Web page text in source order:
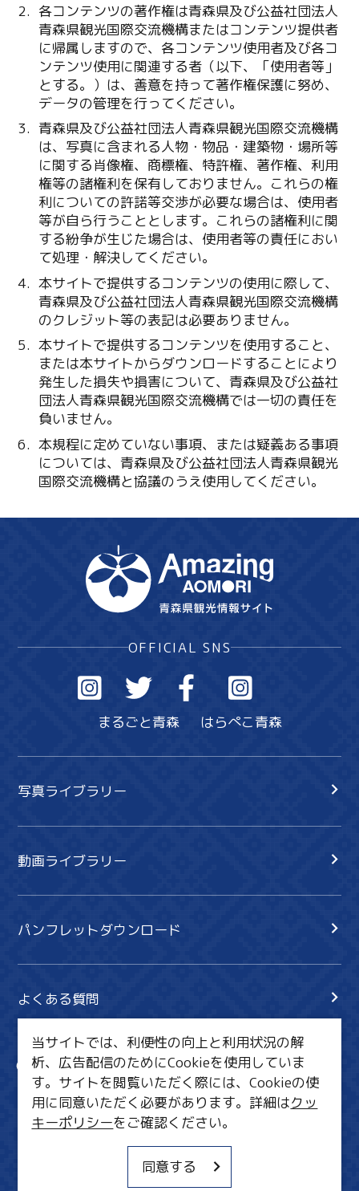
各コンテンツの著作権は青森県及び公益社団法人
青森県観光国際交流機構またはコンテンツ提供者
に帰属しますので、各コンテンツ使用者及び各コ
ンテンツ使用に関連する者（以下、「使用者等」
とする。）は、善意を持って著作権保護に努め、
データの管理を行ってください。
青森県及び公益社団法人青森県観光国際交流機構
は、写真に含まれる人物・物品・建築物・場所等
に関する肖像権、商標権、特許権、著作権、利用
権等の諸権利を保有しておりません。これらの権
利についての許諾等交渉が必要な場合は、使用者
等が自ら行うこととします。これらの諸権利に関
する紛争が生じた場合は、使用者等の責任におい
て処理・解決してください。
本サイトで提供するコンテンツの使用に際して、
青森県及び公益社団法人青森県観光国際交流機構
のクレジット等の表記は必要ありません。
本サイトで提供するコンテンツを使用すること、
または本サイトからダウンロードすることにより
発生した損失や損害について、青森県及び公益社
団法人青森県観光国際交流機構では一切の責任を
負いません。
本規程に定めていない事項、または疑義ある事項
については、青森県及び公益社団法人青森県観光
国際交流機構と協議のうえ使用してください。
OFFICIAL SNS
まるごと青森 はらぺこ青森
写真ライブラリー
動画ライブラリー
パンフレットダウンロード
よくある質問
サイト内検索
共有
行きたいリスト
MICE・教育・観光事業者の皆様へ
Copy URL
当サイトでは、利便性の向上と利用状況の解
析、広告配信のためにCookieを使用していま
す。サイトを閲覧いただく際には、Cookieの使
用に同意いただく必要があります。詳細はクッ
キーポリシーをご確認ください。
同意する